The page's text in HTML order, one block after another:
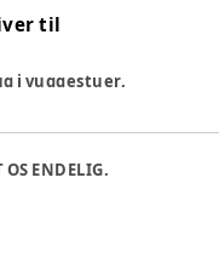
til
i vuggestuer,
på komfort,
Størrelsen passer
OS ENDELIG.